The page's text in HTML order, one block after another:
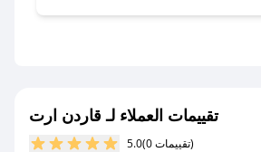
بذكاء ووفّر على كل مشترياتك مع
تقييمات العملاء لـ قاردن ارت
5.0 (0 تقييمات)